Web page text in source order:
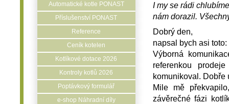
Automatické kotle PONAST
Příslušenství PONAST
Reference
Ceník kotelen
Kotlíkové dotace 2026
Kontroly kotlů 2026
Poptávkový formulář
e-shop Náhradní díly
I my se rádi
nám dorazil.
Dobrý den,
napsal bych asi toto:
Výborná
referenkou
komunikoval. Dobře
Mile mě
závěrečné fázi